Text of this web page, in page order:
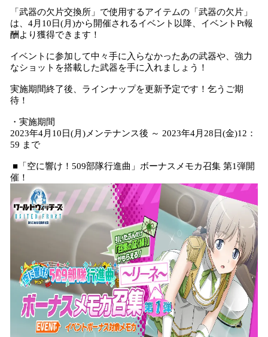
「武器の欠片交換所」で使用するアイテムの「武器の欠片」
は、4月10日(月)から開催されるイベント以降、イベントPt報
酬より獲得できます！
イベントに参加して中々手に入らなかったあの武器や、強力
なショットを搭載した武器を手に入れましょう！
実施期間終了後、ラインナップを更新予定です！乞うご期
待！
・実施期間
2023年4月10日(月)メンテナンス後 ～ 2023年4月28日(金)12：
59 まで
■「空に響け！509部隊行進曲」ボーナスメモカ召集 第1弾開
催！